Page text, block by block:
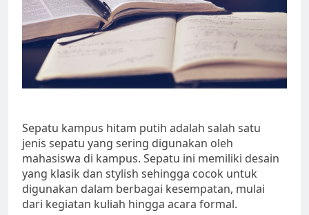
Sepatu kampus hitam putih adalah salah satu
jenis sepatu yang sering digunakan oleh
mahasiswa di kampus. Sepatu ini memiliki desain
yang klasik dan stylish sehingga cocok untuk
digunakan dalam berbagai kesempatan, mulai
dari kegiatan kuliah hingga acara formal.